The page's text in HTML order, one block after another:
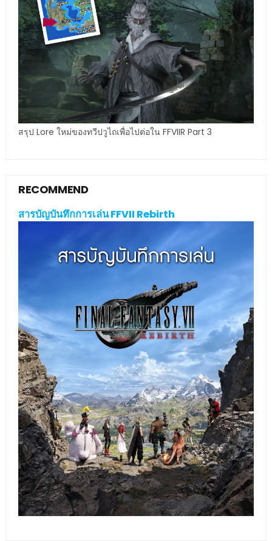
สรุป Lore ใหม่ของทวีปวูไถเพื่อไปต่อใน FFVIIR Part 3
RECOMMEND
สารบัญบันทึกการเล่น FFVII Rebirth